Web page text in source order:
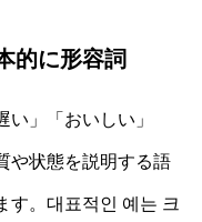
的に形容詞
い」「おいしい」
や状態を説明する語
す。대표적인 예는 크